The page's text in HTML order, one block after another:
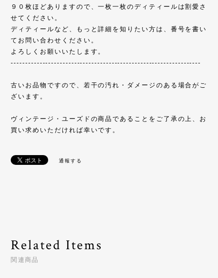
９０枚ほどありますので、一枚一枚のディティールは割愛さ
せてください。
ディティールなど、もっと詳細を知りたい方は、番号を書い
てお問い合わせください。
よろしくお願いいたします。
------------------------------------------------------------------
古いお品物ですので、若干の汚れ・ダメージのある場合がご
ざいます。
ヴィンテージ・ユーズドの商品であることをご了承の上、お
買い求めいただければ幸いです。
通報する
Related Items
関連商品